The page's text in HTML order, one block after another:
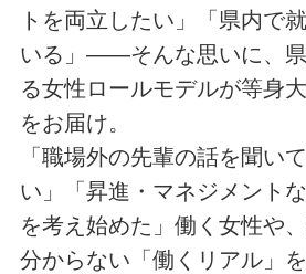
トを両立したい」「県内で
いる」——そんな思いに、
る女性ロールモデルが等身
をお届け。
「職場外の先輩の話を聞い
い」「昇進・マネジメント
を考え始めた」働く女性や
分からない「働くリアル」